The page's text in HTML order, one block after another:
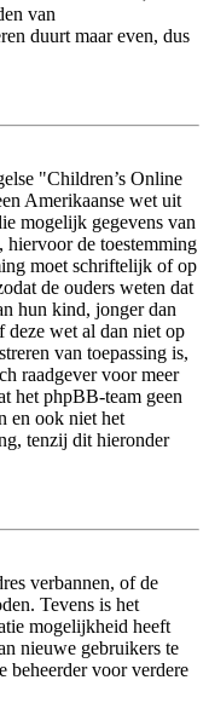
van
duurt maar even, dus
"Children’s Online
Amerikaanse wet uit
mogelijk gegevens van
hiervoor de toestemming
moet schriftelijk of op
de ouders weten dat
hun kind, jonger dan
deze wet al dan niet op
van toepassing is,
raadgever voor meer
het phpBB-team geen
en ook niet het
tenzij dit hieronder
verbannen, of de
Tevens is het
mogelijkheid heeft
nieuwe gebruikers te
beheerder voor verdere